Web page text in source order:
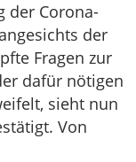
der Corona-
der
Fragen zur
dafür nötigen
sieht nun
Von